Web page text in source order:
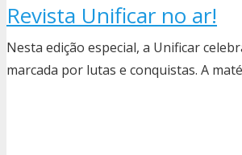
Revista Unificar no ar!
Nesta edição especial, a Unificar
marcada por lutas e conquistas. A